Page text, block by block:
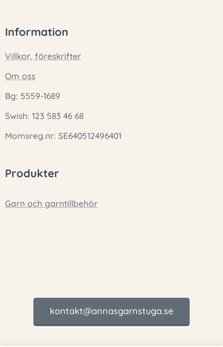
Information
Villkor, föreskrifter
Om oss
Bg: 5559-1689
Swish: 123 583 46 68
Momsreg.nr: SE640512496401
Produkter
Garn och garntillbehör
kontakt@annasgarnstuga.se